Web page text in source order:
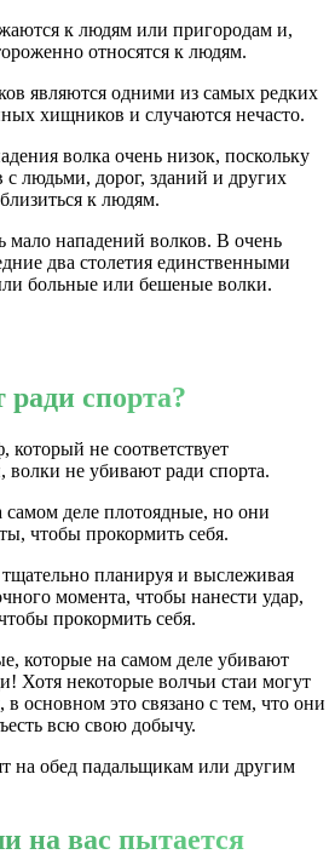
к людям или пригородам и,
относятся к людям.
являются одними из самых редких
хищников и случаются нечасто.
волка очень низок, поскольку
с людьми, дорог, зданий и других
к людям.
мало нападений волков. В очень
два столетия единственными
больные или бешеные волки.
спорта?
не соответствует
волки не убивают ради спорта.
деле плотоядные, но они
чтобы прокормить себя.
планируя и выслеживая
момента, чтобы нанести удар,
прокормить себя.
которые на самом деле убивают
Хотя некоторые волчьи стаи могут
в основном это связано с тем, что они
всю свою добычу.
на обед падальщикам или другим
на вас пытается